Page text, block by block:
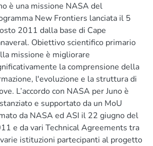
è una missione NASA del
New Frontiers lanciata il 5
2011 dalla base di Cape
Obiettivo scientifico primario
missione è migliorare
la comprensione della
l'evoluzione e la struttura di
L’accordo con NASA per Juno è
e supportato da un MoU
da NASA ed ASI il 22 giugno del
e da vari Technical Agreements tra
istituzioni partecipanti al progetto